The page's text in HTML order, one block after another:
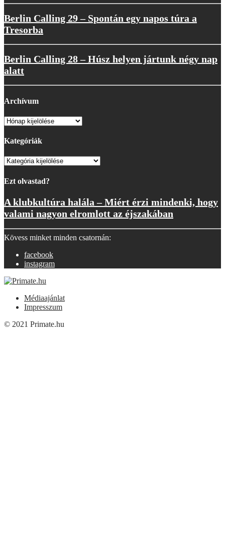
Berlin Calling 29 – Spontán egy napos túra a
Tresorba
Berlin Calling 28 – Húsz helyen jártunk négy nap
alatt
Archívum
Archívum
Kategóriák
Kategóriák
Ezt olvastad?
A klubkultúra halála – Miért érzi mindenki, hogy
valami nagyon elromlott az éjszakában
Kövess minket minden csatornán:
facebook
instagram
Médiaajánlat
Impresszum
© 2021 Primate.hu